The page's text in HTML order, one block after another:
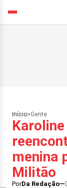
Início>Gente
menina
Militão
PorDa Redação